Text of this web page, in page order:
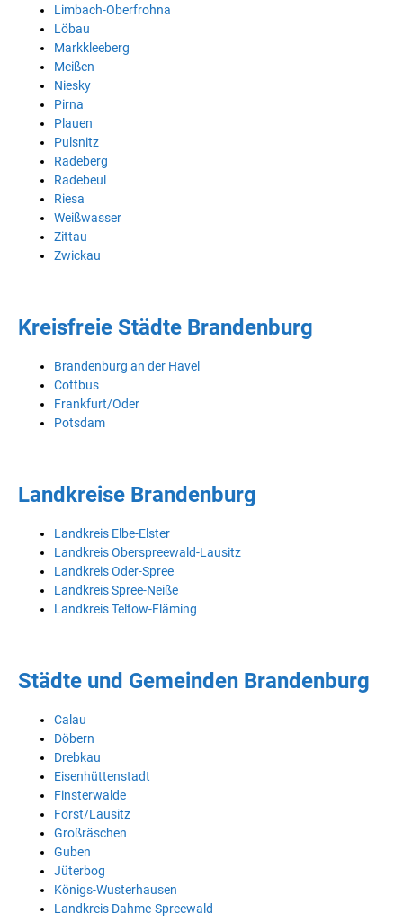
Limbach-Oberfrohna
Löbau
Markkleeberg
Meißen
Niesky
Pirna
Plauen
Pulsnitz
Radeberg
Radebeul
Riesa
Weißwasser
Zittau
Zwickau
Kreisfreie Städte Brandenburg
Brandenburg an der Havel
Cottbus
Frankfurt/Oder
Potsdam
Landkreise Brandenburg
Landkreis Elbe-Elster
Landkreis Oberspreewald-Lausitz
Landkreis Oder-Spree
Landkreis Spree-Neiße
Landkreis Teltow-Fläming
Städte und Gemeinden Brandenburg
Calau
Döbern
Drebkau
Eisenhüttenstadt
Finsterwalde
Forst/Lausitz
Großräschen
Guben
Jüterbog
Königs-Wusterhausen
Landkreis Dahme-Spreewald